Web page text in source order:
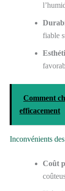
fiable
Comment
efficacement
Inconvénients
Coût